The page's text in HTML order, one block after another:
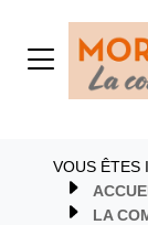
VOUS ÊTES
LA